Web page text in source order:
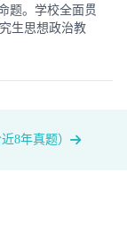
题。学校全面贯
生思想政治教
8年真题）